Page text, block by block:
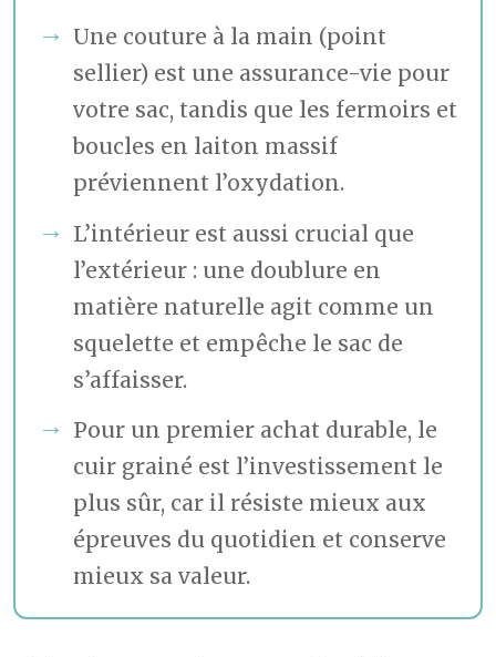
Une couture à la main (point
sellier) est une assurance-vie pour
votre sac, tandis que les fermoirs et
boucles en laiton massif
préviennent l’oxydation.
L’intérieur est aussi crucial que
l’extérieur : une doublure en
matière naturelle agit comme un
squelette et empêche le sac de
s’affaisser.
Pour un premier achat durable, le
cuir grainé est l’investissement le
plus sûr, car il résiste mieux aux
épreuves du quotidien et conserve
mieux sa valeur.